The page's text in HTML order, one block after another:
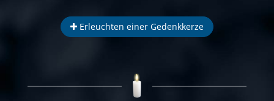
Erleuchten einer Gedenkkerze